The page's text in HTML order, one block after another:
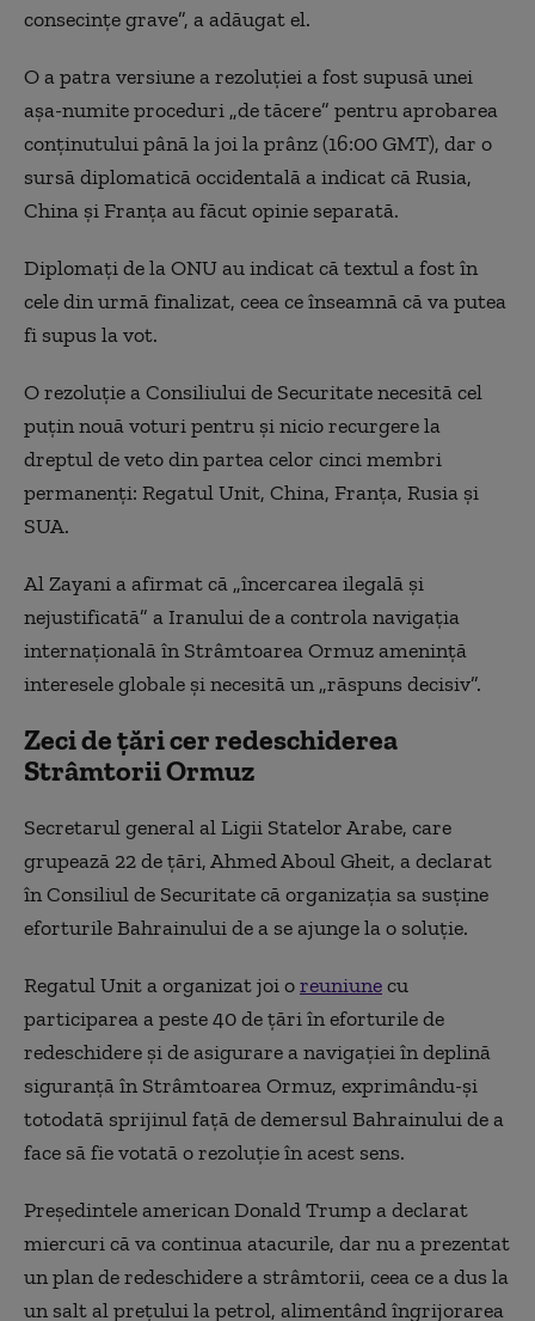
consecinţe grave”, a adăugat el.
O a patra versiune a rezoluţiei a fost supusă unei
aşa-numite proceduri „de tăcere” pentru aprobarea
conţinutului până la joi la prânz (16:00 GMT), dar o
sursă diplomatică occidentală a indicat că Rusia,
China şi Franţa au făcut opinie separată.
Diplomaţi de la ONU au indicat că textul a fost în
cele din urmă finalizat, ceea ce înseamnă că va putea
fi supus la vot.
O rezoluţie a Consiliului de Securitate necesită cel
puţin nouă voturi pentru şi nicio recurgere la
dreptul de veto din partea celor cinci membri
permanenţi: Regatul Unit, China, Franţa, Rusia şi
SUA.
Al Zayani a afirmat că „încercarea ilegală şi
nejustificată” a Iranului de a controla navigaţia
internaţională în Strâmtoarea Ormuz ameninţă
interesele globale şi necesită un „răspuns decisiv”.
Zeci de țări cer redeschiderea
Strâmtorii Ormuz
Secretarul general al Ligii Statelor Arabe, care
grupează 22 de ţări, Ahmed Aboul Gheit, a declarat
în Consiliul de Securitate că organizaţia sa susţine
eforturile Bahrainului de a se ajunge la o soluţie.
Regatul Unit a organizat joi oreuniunecu
participarea a peste 40 de ţări în eforturile de
redeschidere şi de asigurare a navigaţiei în deplină
siguranţă în Strâmtoarea Ormuz, exprimându-şi
totodată sprijinul faţă de demersul Bahrainului de a
face să fie votată o rezoluţie în acest sens.
Preşedintele american Donald Trump a declarat
miercuri că va continua atacurile, dar nu a prezentat
un plan de redeschidere a strâmtorii, ceea ce a dus la
un salt al preţului la petrol, alimentând îngrijorarea